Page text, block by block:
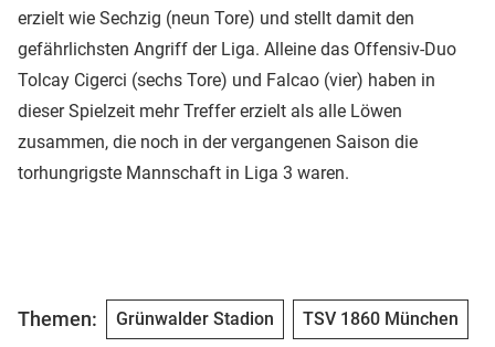
erzielt wie Sechzig (neun Tore) und stellt damit den
gefährlichsten Angriff der Liga. Alleine das Offensiv-Duo
Tolcay Cigerci (sechs Tore) und Falcao (vier) haben in
dieser Spielzeit mehr Treffer erzielt als alle Löwen
zusammen, die noch in der vergangenen Saison die
torhungrigste Mannschaft in Liga 3 waren.
Themen: Grünwalder Stadion TSV 1860 München